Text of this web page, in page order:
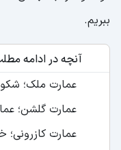
ببریم.
آنچه در ادامه
عمارت ملک؛
عمارت گلشن؛
عمارت کازرونی؛